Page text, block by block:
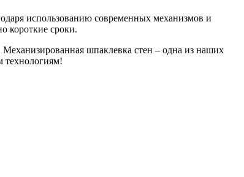
использованию современных механизмов и
короткие сроки.
шпаклевка стен – одна из наших
технологиям!